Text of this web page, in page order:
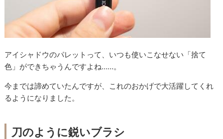
アイシャドウのパレットって、いつも使いこなせない「捨て
色」ができちゃうんですよね……。
今までは諦めていたんですが、これのおかげで大活躍してくれ
るようになりました。
刀のように鋭いブラシ